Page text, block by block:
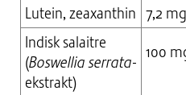
Lutein, zeaxanthin 7,2 mg
Indisk salaitre
(Boswellia serrata-
ekstrakt)
100